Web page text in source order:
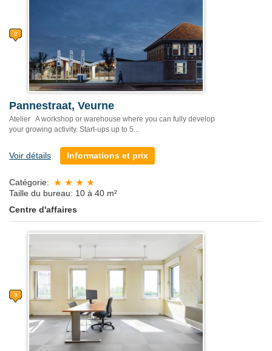
Pannestraat, Veurne
Atelier A workshop or warehouse where you can fully develop
your growing activity. Start-ups up to 5...
Voir détails Informations et prix
Catégorie:
Taille du bureau: 10 à 40 m²
Centre d'affaires